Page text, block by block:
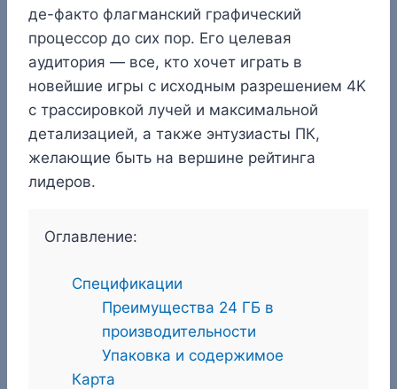
де-факто флагманский графический
процессор до сих пор. Его целевая
аудитория — все, кто хочет играть в
новейшие игры с исходным разрешением 4K
с трассировкой лучей и максимальной
детализацией, а также энтузиасты ПК,
желающие быть на вершине рейтинга
лидеров.
Оглавление:
Спецификации
Преимущества 24 ГБ в
производительности
Упаковка и содержимое
Карта